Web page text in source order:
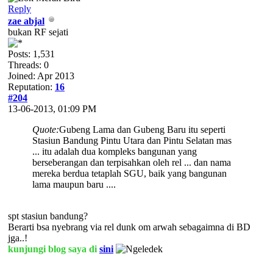
Reply
zae abjal
bukan RF sejati
Posts: 1,531
Threads: 0
Joined: Apr 2013
Reputation: 16
#204
13-06-2013, 01:09 PM
Quote:Gubeng Lama dan Gubeng Baru itu seperti
Stasiun Bandung Pintu Utara dan Pintu Selatan mas
... itu adalah dua kompleks bangunan yang
berseberangan dan terpisahkan oleh rel ... dan nama
mereka berdua tetaplah SGU, baik yang bangunan
lama maupun baru ....
spt stasiun bandung?
Berarti bsa nyebrang via rel dunk om arwah sebagaimna di BD
jga..!
kunjungi blog saya di sini